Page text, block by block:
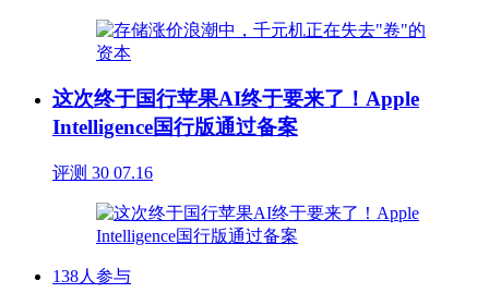
这次终于国行苹果AI终于要来了！Apple
Intelligence国行版通过备案
评测 30 07.16
138人参与